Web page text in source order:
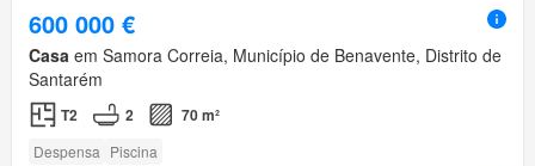
600 000 €
Casa em Samora Correia, Município de Benavente, Distrito de
Santarém
T2 2 70 m²
Despensa Piscina